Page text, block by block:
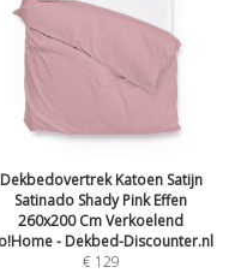
Dekbedovertrek Katoen Satijn
Satinado Shady Pink Effen
260x200 Cm Verkoelend
- Dekbed-Discounter.nl
€ 129